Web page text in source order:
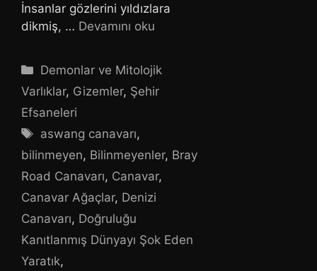
İnsanlar gözlerini yıldızlara
dikmiş, … Devamını oku
Kategoriler
Demonlar ve Mitolojik
Varlıklar, Gizemler, Şehir
Efsaneleri
Etiketler
aswang canavarı,
bilinmeyen, Bilinmeyenler, Bray
Road Canavarı, Canavar,
Canavar Ağaçlar, Denizi
Canavarı, Doğruluğu
Kanıtlanmış Dünyayı Şok Eden
Yaratık,